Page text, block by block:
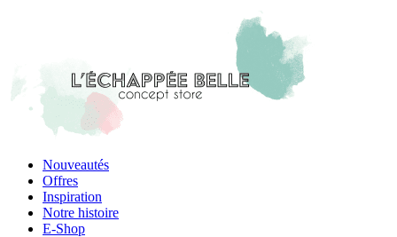
Nouveautés
Offres
Inspiration
Notre histoire
E-Shop